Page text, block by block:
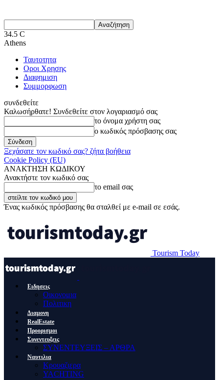
34.5 C
Athens
Ταυτοτητα
Οροι Χρησης
Διαφημιση
Συμμορφωση
συνδεθείτε
Καλωσήρθατε! Συνδεθείτε στον λογαριασμό σας
το όνομα χρήστη σας
ο κωδικός πρόσβασης σας
Ξεχάσατε τον κωδικό σας? ζήτα βοήθεια
Cookie Policy (EU)
ΑΝΑΚΤΗΣΗ ΚΩΔΙΚΟΥ
Ανακτήστε τον κωδικό σας
το email σας
Ένας κωδικός πρόσβασης θα σταλθεί με e-mail σε εσάς.
Tourism Today
Ειδησεις
Οικονομια
Πολιτικη
Διαμονη
RealEstate
Προορισμοι
Συνεντευξεις
ΣΥΝΕΝΤΕΥΞΕΙΣ – ΑΡΘΡΑ
Ναυτιλια
Κρουαζιερα
YACHTING